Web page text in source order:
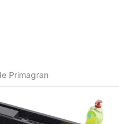
Primagran